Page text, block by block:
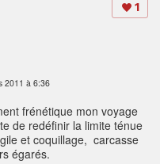
1
2011 à 6:36
frénétique mon voyage
de redéfinir la limite ténue
et coquillage, carcasse
égarés.